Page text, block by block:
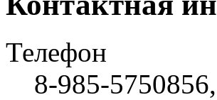
Телефон
8-985-